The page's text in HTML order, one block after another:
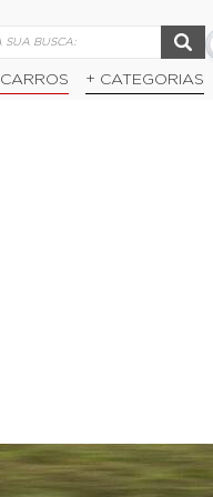
CARROS + CATEGORIAS